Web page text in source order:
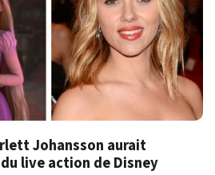
Johansson aurait
live action de Disney